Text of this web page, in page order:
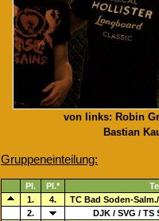
von links: Robin
Bastian
Gruppeneinteilung:
Pl. Pl.*
1.
4. TC Bad Soden-
2.
DJK / SVG / TS